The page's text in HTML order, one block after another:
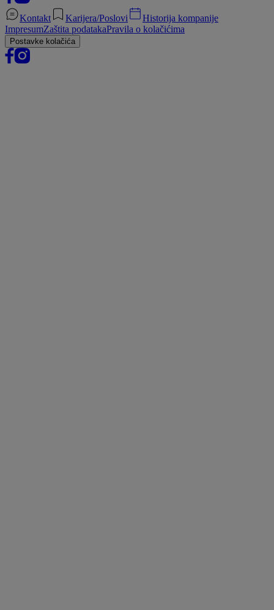
Kontakt Karijera/Poslovi
Historija kompanije
ImpresumZaštita podatakaPravila o kolačićima
Postavke kolačića